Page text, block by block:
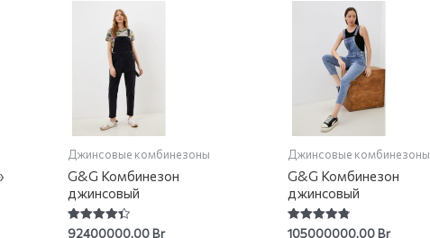
Джинсовые комбинезоны
G&G Комбинезон
джинсовый
Rated
92400000,00Br
Джинсовые комбинезоны
G&G Комбинезон
джинсовый
Rated
105000000,00Br